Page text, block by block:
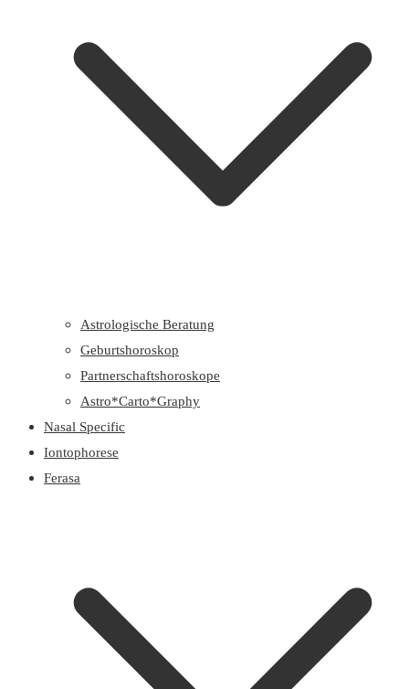
Astrologische Beratung
Geburtshoroskop
Partnerschaftshoroskope
Astro*Carto*Graphy
Nasal Specific
Iontophorese
Ferasa